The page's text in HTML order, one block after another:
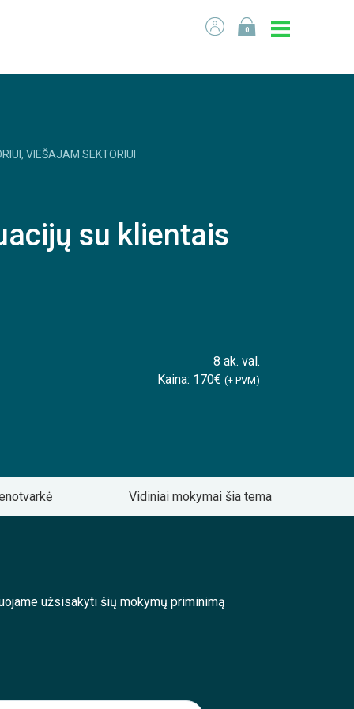
0
VIEŠAJAM SEKTORIUI
su klientais
8 ak. val.
Kaina: 170€ (+ PVM)
Vidiniai mokymai šia tema
užsisakyti šių mokymų priminimą